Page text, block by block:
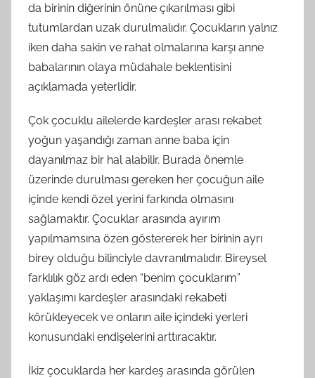
da birinin diğerinin önüne çıkarılması gibi
tutumlardan uzak durulmalıdır. Çocukların yalnız
iken daha sakin ve rahat olmalarına karşı anne
babalarının olaya müdahale beklentisini
açıklamada yeterlidir.
Çok çocuklu ailelerde kardeşler arası rekabet
yoğun yaşandığı zaman anne baba için
dayanılmaz bir hal alabilir. Burada önemle
üzerinde durulması gereken her çocuğun aile
içinde kendi özel yerini farkında olmasını
sağlamaktır. Çocuklar arasında ayırım
yapılmamsına özen göstererek her birinin ayrı
birey olduğu bilinciyle davranılmalıdır. Bireysel
farklılık göz ardı eden “benim çocuklarım”
yaklaşımı kardeşler arasındaki rekabeti
körükleyecek ve onların aile içindeki yerleri
konusundaki endişelerini arttıracaktır.
İkiz çocuklarda her kardeş arasında görülen